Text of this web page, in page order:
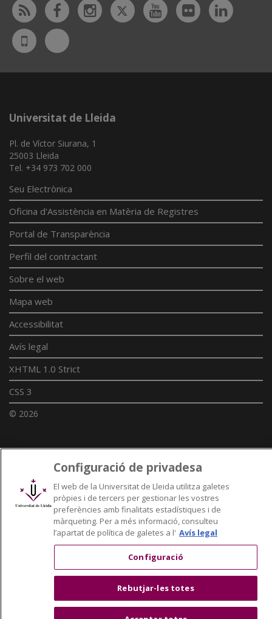
Rss FacebookInstagram
TwitterYoutubeFlickr
UdL
App
Bluesky
Universitat de Lleida
Pl. de Víctor Siurana, 1
25003 Lleida
Tel. +34 973 702 000
Seu Electrònica
Oficina d'Assistència en Matèria de Registres
Portal de Transparència
Perfil del contractant
Sobre el web
Mapa web
Accessibilitat
Avís legal
XHTML 1.0 Strict
CSS 3
© 2026
Enllaços UdL
Xarxes universitàries
Configuració de privadesa
El web de la Universitat de Lleida utilitza galetes
pròpies i de tercers per gestionar les vostres
preferències amb finalitats estadístiques i de
màrqueting. Per a més informació, consulteu
l’apartat de política de galetes a l' Avís legal
Configuració
Rebutjar-les totes